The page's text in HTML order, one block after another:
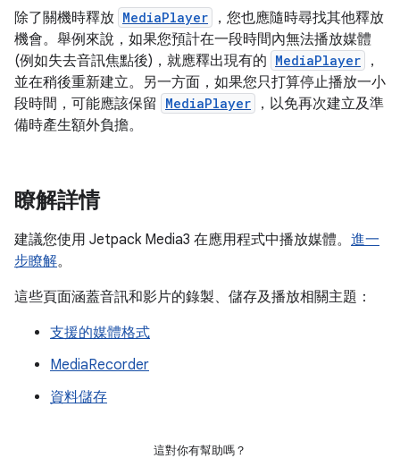
除了關機時釋放 MediaPlayer
，您也應隨時尋找其他釋放
機會。舉例來說，如果您預計在一段時間內無法播放媒體
(例如失去音訊焦點後)，就應釋出現有的 MediaPlayer
，
並在稍後重新建立。另一方面，如果您只打算停止播放一小
段時間，可能應該保留
MediaPlayer
，以免再次建立及準
備時產生額外負擔。
瞭解詳情
建議您使用 Jetpack Media3 在應用程式中播放媒體。 進一
步瞭解。
這些頁面涵蓋音訊和影片的錄製、儲存及播放相關主題：
支援的媒體格式
MediaRecorder
資料儲存
這對你有幫助嗎？